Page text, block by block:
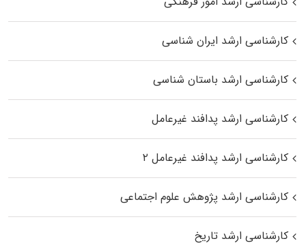
کارشناسی ارشد ایران شناسی
کارشناسی ارشد باستان شناسی
کارشناسی ارشد پدافند غیرعامل
کارشناسی ارشد پدافند غیرعامل ۲
کارشناسی ارشد پژوهش علوم اجتماعی
کارشناسی ارشد تاریخ